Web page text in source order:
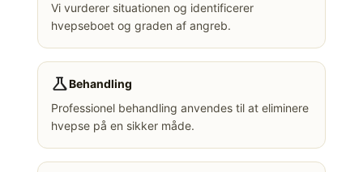
Vi vurderer situationen og identificerer
hvepseboet og graden af angreb.
scienceBehandling
Professionel behandling anvendes til at eliminere
hvepse på en sikker måde.